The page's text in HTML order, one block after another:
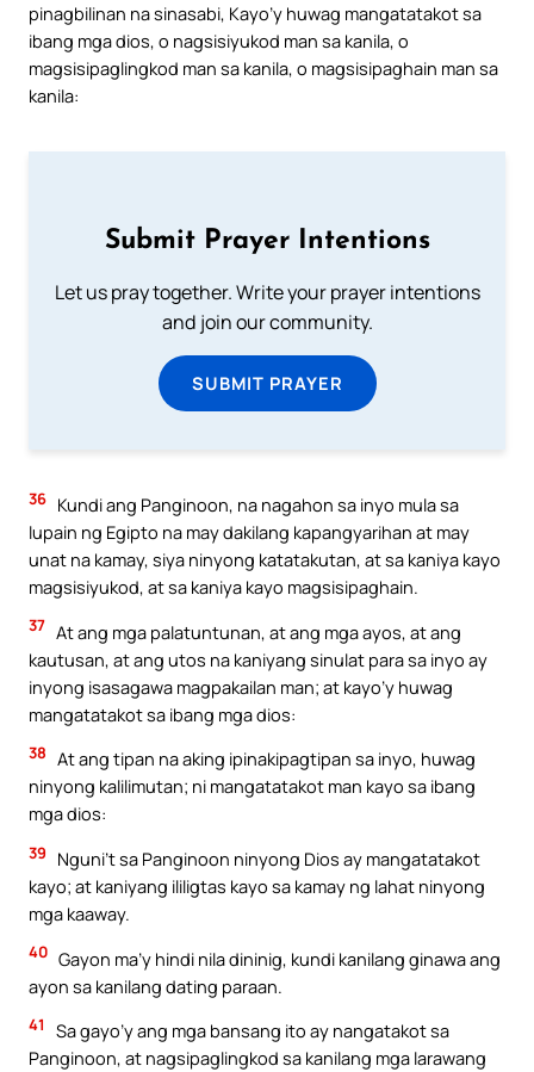
pinagbilinan na sinasabi, Kayo’y huwag mangatatakot sa
ibang mga dios, o nagsisiyukod man sa kanila, o
magsisipaglingkod man sa kanila, o magsisipaghain man sa
kanila:
Submit Prayer Intentions
Let us pray together. Write your prayer intentions
and join our community.
SUBMIT PRAYER
36 Kundi ang Panginoon, na nagahon sa inyo mula sa
lupain ng Egipto na may dakilang kapangyarihan at may
unat na kamay, siya ninyong katatakutan, at sa kaniya kayo
magsisiyukod, at sa kaniya kayo magsisipaghain.
37 At ang mga palatuntunan, at ang mga ayos, at ang
kautusan, at ang utos na kaniyang sinulat para sa inyo ay
inyong isasagawa magpakailan man; at kayo’y huwag
mangatatakot sa ibang mga dios:
38 At ang tipan na aking ipinakipagtipan sa inyo, huwag
ninyong kalilimutan; ni mangatatakot man kayo sa ibang
mga dios:
39
Nguni’t sa Panginoon ninyong Dios ay mangatatakot
kayo; at kaniyang ililigtas kayo sa kamay ng lahat ninyong
mga kaaway.
40 Gayon ma’y hindi nila dininig, kundi kanilang ginawa ang
ayon sa kanilang dating paraan.
41
Sa gayo’y ang mga bansang ito ay nangatakot sa
Panginoon, at nagsipaglingkod sa kanilang mga larawang